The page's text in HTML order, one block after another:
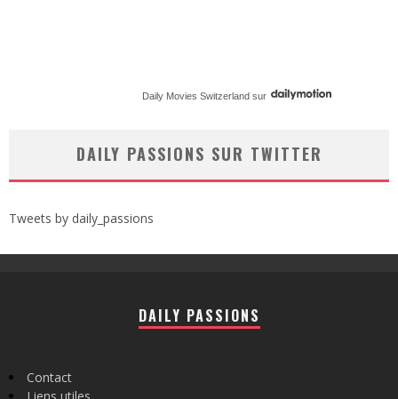
Daily Movies Switzerland sur
DAILY PASSIONS SUR TWITTER
Tweets by daily_passions
DAILY PASSIONS
Contact
Liens utiles